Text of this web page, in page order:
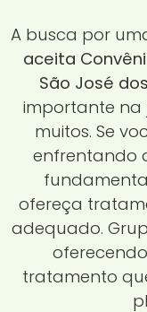
A busca por
aceita
São José
importante na
muitos. Se
enfrentando
ofereça
adequado.
tratamento